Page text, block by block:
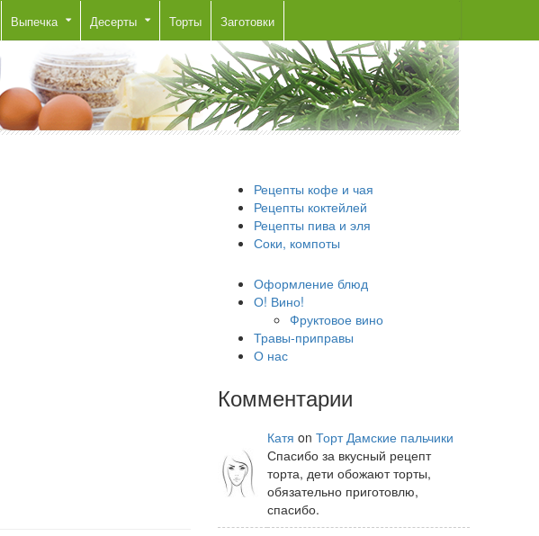
Выпечка Десерты Торты Заготовки
Рецепты кофе и чая
Рецепты коктейлей
Рецепты пива и эля
Соки, компоты
Оформление блюд
О! Вино!
Фруктовое вино
Травы-приправы
О нас
Комментарии
Катя on Торт Дамские пальчики
Спасибо за вкусный рецепт
торта, дети обожают торты,
обязательно приготовлю,
спасибо.